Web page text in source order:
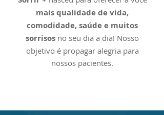
mais qualidade de vida,
comodidade, saúde e muitos
sorrisos no seu dia a dia! Nosso
objetivo é propagar alegria para
nossos pacientes.